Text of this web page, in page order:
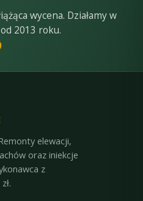
wycena. Działamy w
2013 roku.
elewacji,
oraz iniekcje
z